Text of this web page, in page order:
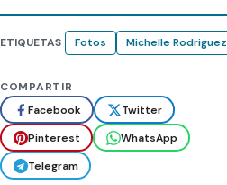
ETIQUETAS Fotos Michelle Rodriguez
COMPARTIR
Facebook
Twitter
Pinterest
WhatsApp
Telegram